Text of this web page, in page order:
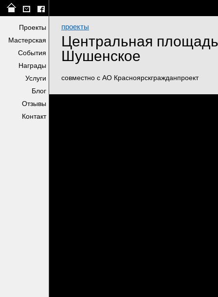
проекты
Центральная
Шушенское
совместно с АО Красноярскгражданпроект
Проекты
Мастерская
События
Награды
Услуги
Блог
Отзывы
Контакт